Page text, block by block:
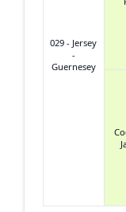
029 - Jersey
-
Guernesey